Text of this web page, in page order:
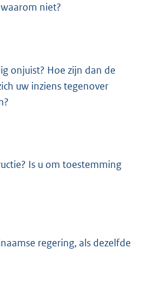
niet?
onjuist? Hoe zijn dan de
uw inziens tegenover
Is u om toestemming
regering, als dezelfde